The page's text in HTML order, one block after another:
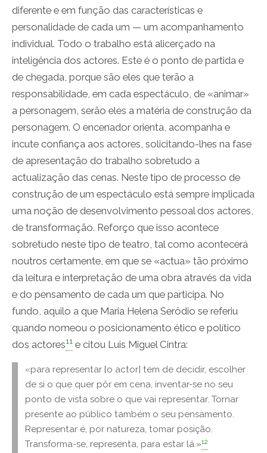
diferente e em função das características e
personalidade de cada um — um acompanhamento
individual. Todo o trabalho está alicerçado na
inteligência dos actores. Este é o ponto de partida e
de chegada, porque são eles que terão a
responsabilidade, em cada espectáculo, de «animar»
a personagem, serão eles a matéria de construção da
personagem. O encenador orienta, acompanha e
incute confiança aos actores, solicitando-lhes na fase
de apresentação do trabalho sobretudo a
actualização das cenas. Neste tipo de processo de
construção de um espectáculo está sempre implicada
uma noção de desenvolvimento pessoal dos actores,
de transformação. Reforço que isso acontece
sobretudo neste tipo de teatro, tal como acontecerá
noutros certamente, em que se «actua» tão próximo
da leitura e interpretação de uma obra através da vida
e do pensamento de cada um que participa. No
fundo, aquilo a que Maria Helena Serôdio se referiu
quando nomeou o posicionamento ético e político
dos actores11 e citou Luis Miguel Cintra:
«para representar [o actor] tem de decidir, escolher
de si o que quer pôr em cena, inventar-se no seu
ponto de vista sobre o que vai representar. Tornar
presente ao público também o seu pensamento.
Representar é, por natureza, tomar posição.
Transforma-se, representa, para estar lá.»12